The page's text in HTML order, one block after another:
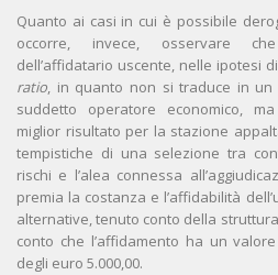
Quanto ai casi in cui è possibile
occorre, invece, osservare che
dell’affidatario uscente, nelle ipotesi
ratio, in quanto non si traduce in
suddetto operatore economico,
miglior risultato per la stazione
tempistiche di una selezione tra
rischi e l’alea connessa
premia la costanza e l’affidabilità
alternative, tenuto conto della
conto che l’affidamento ha un
degli euro 5.000,00.